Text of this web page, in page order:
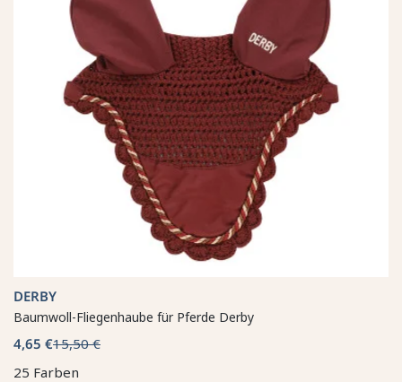
DERBY
Baumwoll-Fliegenhaube für Pferde Derby
4,65 €15,50 €
25 Farben